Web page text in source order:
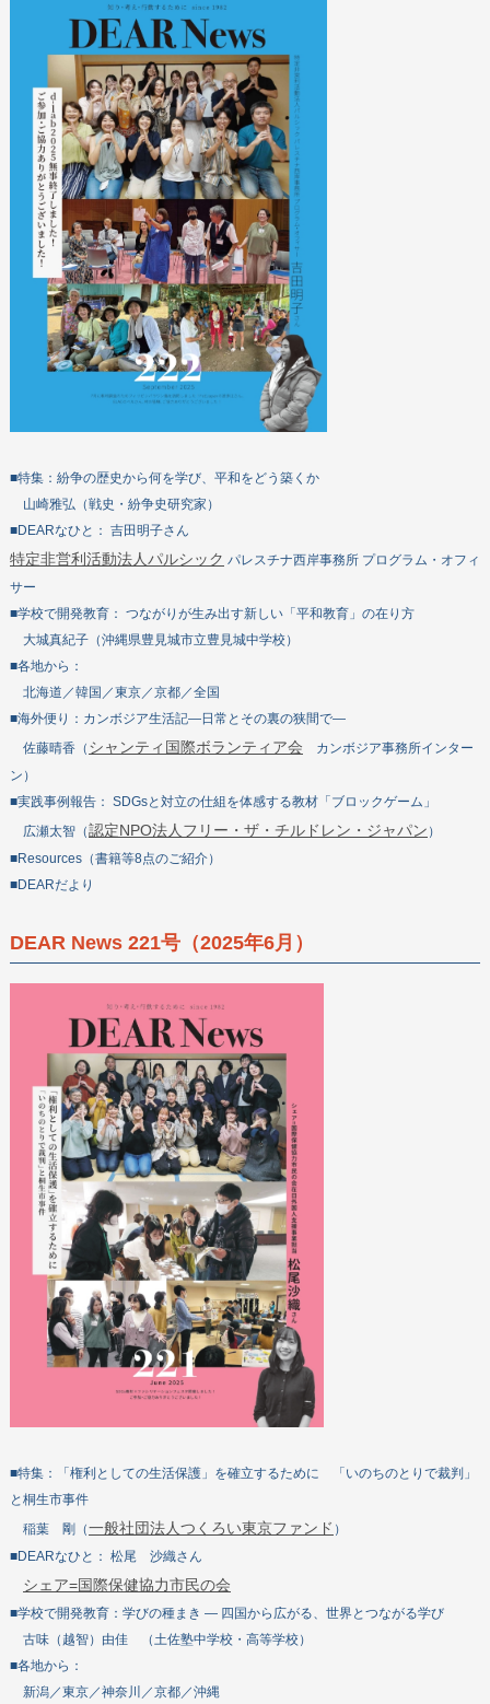
■特集：紛争の歴史から何を学び、平和をどう築くか
山崎雅弘（戦史・紛争史研究家）
■DEARなひと： 吉田明子さん
特定非営利活動法人パルシック パレスチナ西岸事務所 プログラム・オフィ
サー
■学校で開発教育： つながりが生み出す新しい「平和教育」の在り方
大城真紀子（沖縄県豊見城市立豊見城中学校）
■各地から：
北海道／韓国／東京／京都／全国
■海外便り：カンボジア生活記―日常とその裏の狭間で―
佐藤晴香（ シャンティ国際ボランティア会 カンボジア事務所インター
ン）
■実践事例報告： SDGsと対立の仕組を体感する教材「ブロックゲーム」
広瀬太智（認定NPO法人フリー・ザ・チルドレン・ジャパン ）
■Resources（書籍等8点のご紹介）
■DEARだより
DEAR News 221号（2025年6月）
■特集：「権利としての生活保護」を確立するために 「いのちのとりで裁判」
と桐生市事件
稲葉 剛（一般社団法人つくろい東京ファンド ）
■DEARなひと： 松尾 沙織さん
シェア=国際保健協力市民の会
■学校で開発教育：学びの種まき ― 四国から広がる、世界とつながる学び
古味（越智）由佳 （土佐塾中学校・高等学校）
■各地から：
新潟／東京／神奈川／京都／沖縄